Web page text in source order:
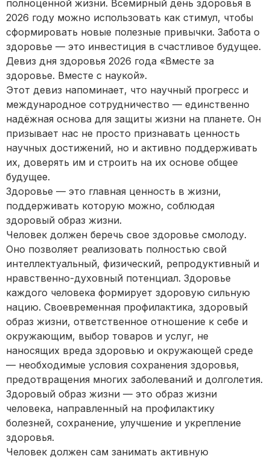
полноценной жизни. Всемирный день здоровья в
2026 году можно использовать как стимул, чтобы
сформировать новые полезные привычки. Забота о
здоровье — это инвестиция в счастливое будущее.
Девиз дня здоровья 2026 года «Вместе за
здоровье. Вместе с наукой».
Этот девиз напоминает, что научный прогресс и
международное сотрудничество — единственно
надёжная основа для защиты жизни на планете. Он
призывает нас не просто признавать ценность
научных достижений, но и активно поддерживать
их, доверять им и строить на их основе общее
будущее.
Здоровье — это главная ценность в жизни,
поддерживать которую можно, соблюдая
здоровый образ жизни.
Человек должен беречь свое здоровье смолоду.
Оно позволяет реализовать полностью свой
интеллектуальный, физический, репродуктивный и
нравственно-духовный потенциал. Здоровье
каждого человека формирует здоровую сильную
нацию. Своевременная профилактика, здоровый
образ жизни, ответственное отношение к себе и
окружающим, выбор товаров и услуг, не
наносящих вреда здоровью и окружающей среде
— необходимые условия сохранения здоровья,
предотвращения многих заболеваний и долголетия.
Здоровый образ жизни — это образ жизни
человека, направленный на профилактику
болезней, сохранение, улучшение и укрепление
здоровья.
Человек должен сам занимать активную